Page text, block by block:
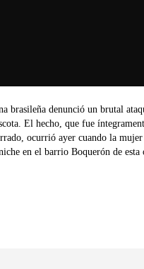
brasileña denunció un brutal
El hecho, que fue
ocurrió ayer cuando la mujer
en el barrio Boquerón de esta